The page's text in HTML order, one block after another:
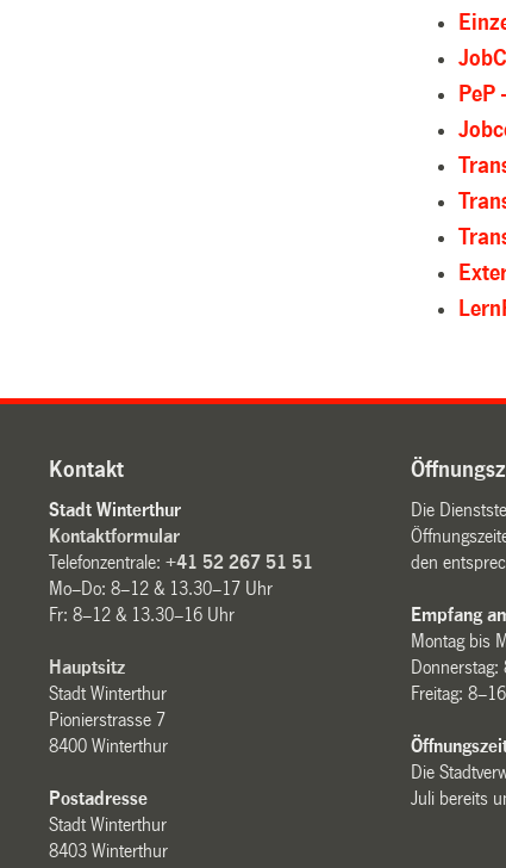
PeP
Kontakt
Stadt Winterthur
Kontaktformular
Telefonzentrale:+41 52 267 51 51
Mo–Do: 8–12 & 13.30–17 Uhr
Fr: 8–12 & 13.30–16 Uhr
Hauptsitz
Stadt Winterthur
Pionierstrasse 7
8400 Winterthur
Postadresse
Stadt Winterthur
8403 Winterthur
Die
den
Empfang
Montag bis
Freitag:
Die
Juli bereits